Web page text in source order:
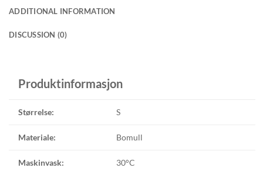
ADDITIONAL INFORMATION
DISCUSSION (0)
Produktinformasjon
Størrelse: S
Materiale: Bomull
Maskinvask: 30°C